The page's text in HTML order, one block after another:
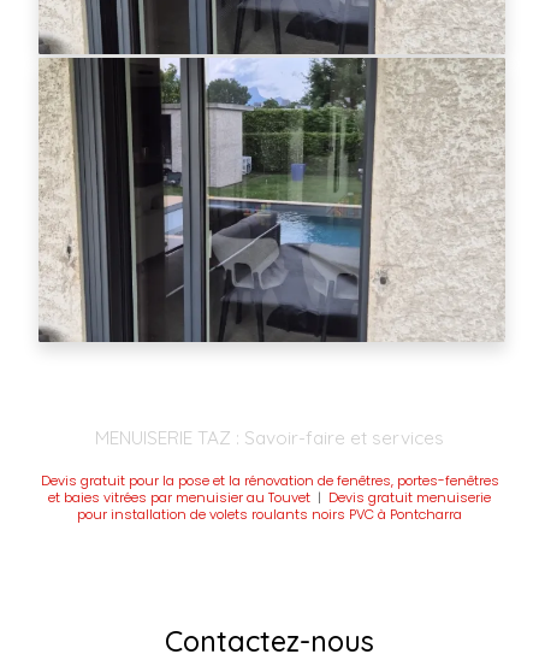
MENUISERIE TAZ : Savoir-faire et services
Devis gratuit pour la pose et la rénovation de fenêtres, portes-fenêtres
et baies vitrées par menuisier au Touvet | Devis gratuit menuiserie
pour installation de volets roulants noirs PVC à Pontcharra
Contactez-nous